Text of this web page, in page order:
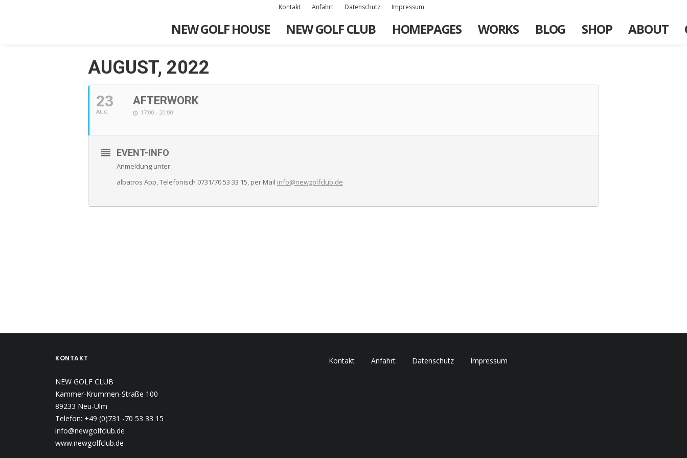
Kontakt Anfahrt Datenschutz Impressum
NEW GOLF HOUSE NEW GOLF CLUB HOMEPAGES WORKS BLOG SHOP ABOUT
AUGUST, 2022
23
AUG
AFTERWORK
17:00 - 20:00
EVENT-INFO
Anmeldung unter:
albatros App, Telefonisch 0731/70 53 33 15, per Mail info@newgolfclub.de
KONTAKT
NEW GOLF CLUB
Kammer-Krummen-Straße 100
89233 Neu-Ulm
Telefon: +49 (0)731 -70 53 33 15
info@newgolfclub.de
www.newgolfclub.de
Kontakt Anfahrt Datenschutz Impressum